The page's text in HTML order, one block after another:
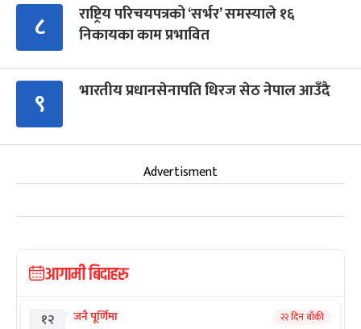
८
राष्ट्रिय परिचयपत्रको ‘सर्भर’ समस्याले १६
निकायका काम प्रभावित
९ भारतीय प्रधानसेनापति धिरज सेठ नेपाल आउँदै
Advertisment
आगामी बिदाहरु
१२ जनै पूर्णिमा २२ दिन बाँकी